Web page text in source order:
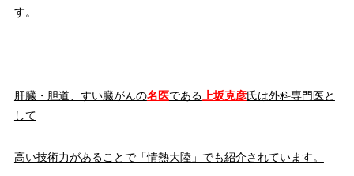
す。
肝臓・胆道、すい臓がんの名医である上坂克彦氏は外科専門医と
して
高い技術力があることで「情熱大陸」でも紹介されています。